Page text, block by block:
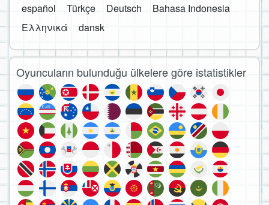
español
Türkçe Deutsch
Bahasa Indonesia
Ελληνικά
dansk
Oyuncuların bulunduğu ülkelere göre istatistikler